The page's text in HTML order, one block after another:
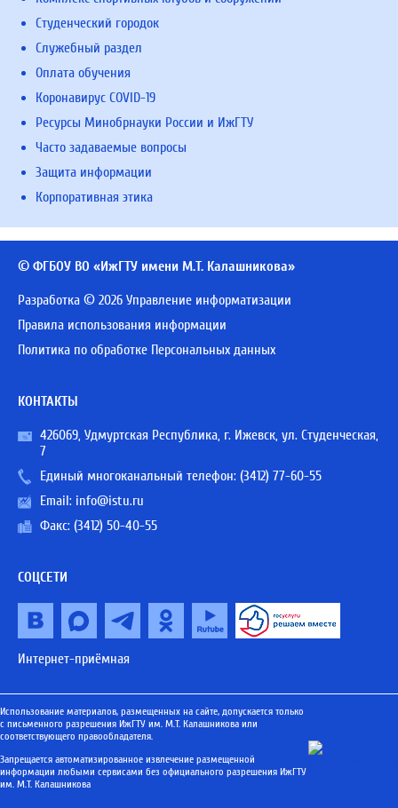
Студенческий городок
Служебный раздел
Оплата обучения
Коронавирус COVID-19
Ресурсы Минобрнауки России и ИжГТУ
Часто задаваемые вопросы
Защита информации
Корпоративная этика
© ФГБОУ ВО «ИжГТУ имени М.Т. Калашникова»
Разработка © 2026 Управление информатизации
Правила использования информации
Политика по обработке Персональных данных
КОНТАКТЫ
426069, Удмуртская Республика, г. Ижевск, ул. Студенческая,
7
Единый многоканальный телефон: (3412) 77-60-55
Email: info@istu.ru
Факс: (3412) 50-40-55
СОЦСЕТИ
Интернет-приёмная
Использование материалов, размещенных на сайте, допускается только
с письменного разрешения ИжГТУ им. М.Т. Калашникова или
соответствующего правообладателя.
Запрещается автоматизированное извлечение размещенной
информации любыми сервисами без официального разрешения ИжГТУ
им. М.Т. Калашникова